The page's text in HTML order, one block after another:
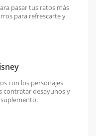
pasar tus ratos más
para refrescarte y
con los personajes
contratar desayunos y